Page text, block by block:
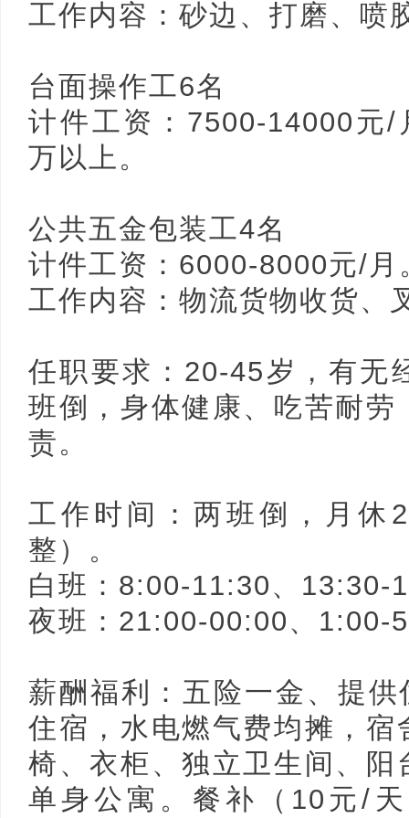
工作内容：砂边、打磨、喷
台面操作工6名
计件工资：7500-14000元
万以上。
公共五金包装工4名
计件工资：6000-8000元/月
工作内容：物流货物收货、
任职要求：20-45岁，有无
班倒，身体健康、吃苦耐
责。
工作时间：两班倒，月休
整）。
白班：8:00-11:30、13:30-
夜班：21:00-00:00、1:00-
薪酬福利：五险一金、提
住宿，水电燃气费均摊，
椅、衣柜、独立卫生间、
单身公寓。餐补（10元/